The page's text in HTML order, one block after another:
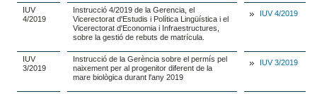
IUV
4/2019
Instrucció 4/2019 de la Gerencia, el
Vicerectorat d'Estudis i Política Lingüística i el
Vicerectorat d'Economia i Infraestructures,
sobre la gestió de rebuts de matrícula.
IUV 4/2019
IUV
3/2019
Instrucció de la Gerència sobre el permís pel
naixement per al progenitor diferent de la
mare biològica durant l'any 2019
IUV 3/2019